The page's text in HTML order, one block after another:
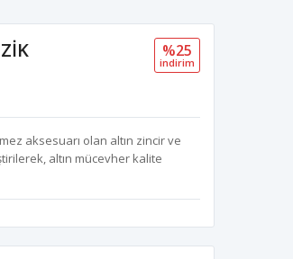
%25
i̇ndi̇ri̇m
aksesuarı olan altın zincir ve
altın mücevher kalite